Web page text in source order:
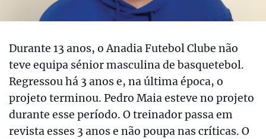
Durante 13 anos, o Anadia Futebol Clube não
teve equipa sénior masculina de basquetebol.
Regressou há 3 anos e, na última época, o
projeto terminou. Pedro Maia esteve no projeto
durante esse período. O treinador passa em
revista esses 3 anos e não poupa nas críticas. O